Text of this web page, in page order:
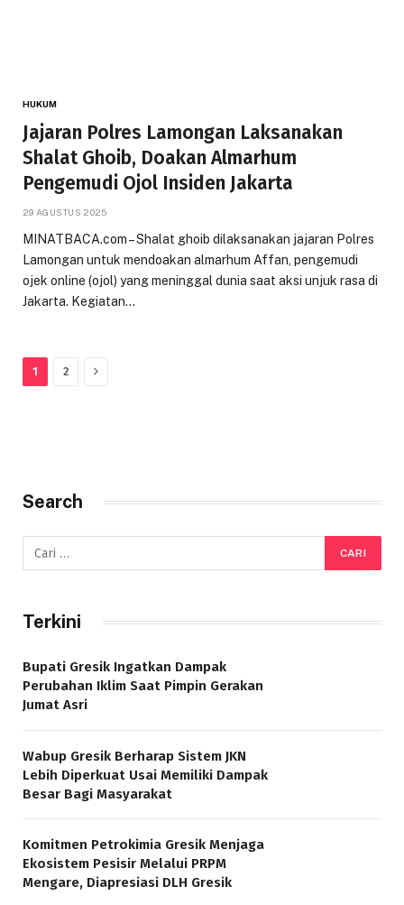
HUKUM
Jajaran Polres Lamongan Laksanakan
Shalat Ghoib, Doakan Almarhum
Pengemudi Ojol Insiden Jakarta
29 AGUSTUS 2025
MINATBACA.com – Shalat ghoib dilaksanakan jajaran Polres
Lamongan untuk mendoakan almarhum Affan, pengemudi
ojek online (ojol) yang meninggal dunia saat aksi unjuk rasa di
Jakarta. Kegiatan…
1 2 Next
Search
Terkini
Bupati Gresik Ingatkan Dampak
Perubahan Iklim Saat Pimpin Gerakan
Jumat Asri
Wabup Gresik Berharap Sistem JKN
Lebih Diperkuat Usai Memiliki Dampak
Besar Bagi Masyarakat
Komitmen Petrokimia Gresik Menjaga
Ekosistem Pesisir Melalui PRPM
Mengare, Diapresiasi DLH Gresik